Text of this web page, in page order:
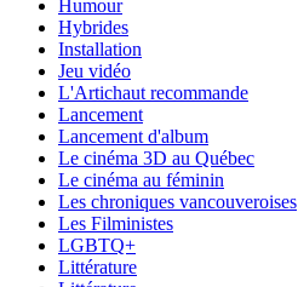
Humour
Hybrides
Installation
Jeu vidéo
L'Artichaut recommande
Lancement
Lancement d'album
Le cinéma 3D au Québec
Le cinéma au féminin
Les chroniques vancouveroises
Les Filministes
LGBTQ+
Littérature